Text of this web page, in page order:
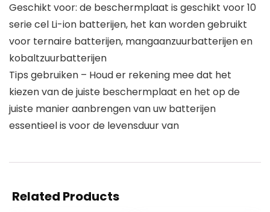
Geschikt voor: de beschermplaat is geschikt voor 10
serie cel Li-ion batterijen, het kan worden gebruikt
voor ternaire batterijen, mangaanzuurbatterijen en
kobaltzuurbatterijen
Tips gebruiken – Houd er rekening mee dat het
kiezen van de juiste beschermplaat en het op de
juiste manier aanbrengen van uw batterijen
essentieel is voor de levensduur van
Related Products